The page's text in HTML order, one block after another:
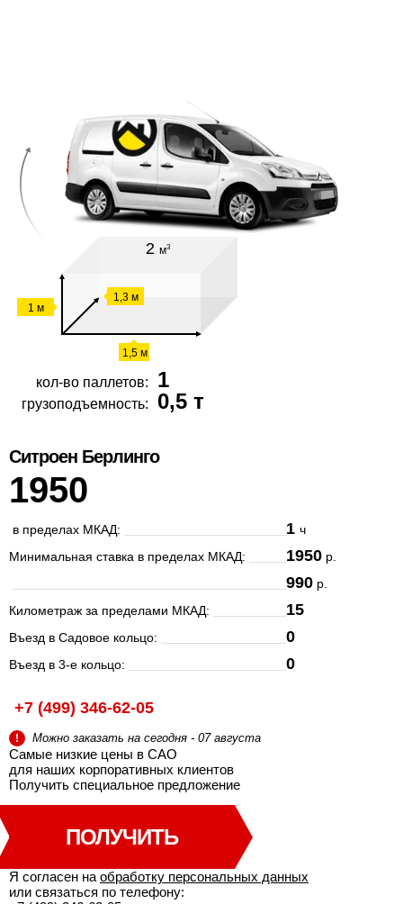
2 м3
1 м
1,3 м
1,5 м
кол-во паллетов: 1
грузоподъемность: 0,5 т
Ситроен Берлинго
1950
в пределах МКАД: 1ч
Минимальная ставка в пределах МКАД:
1950 р.
990 р.
Километраж за пределами МКАД:
15
Въезд в Садовое кольцо: 0
Въезд в 3-е кольцо: 0
+7 (499) 346-62-05
! Можно заказать на сегодня - 07 августа
Самые низкие цены в САО
для наших корпоративных клиентов
Получить специальное предложение
ПОЛУЧИТЬ
Я согласен на обработку персональных данных
или связаться по телефону: